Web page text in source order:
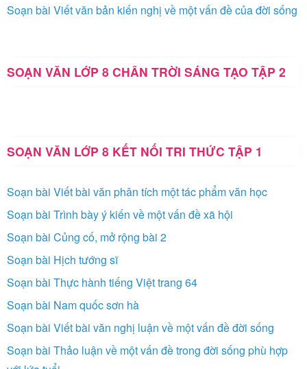
Soạn bài Viết văn bản kiến nghị về một vấn đề của đời sống
SOẠN VĂN LỚP 8 CHÂN TRỜI SÁNG TẠO TẬP 2
SOẠN VĂN LỚP 8 KẾT NỐI TRI THỨC TẬP 1
Soạn bài Viết bài văn phân tích một tác phẩm văn học
Soạn bài Trình bày ý kiến về một vấn đề xã hội
Soạn bài Củng cố, mở rộng bài 2
Soạn bài Hịch tướng sĩ
Soạn bài Thực hành tiếng Việt trang 64
Soạn bài Nam quốc sơn hà
Soạn bài Viết bài văn nghị luận về một vấn đề đời sống
Soạn bài Thảo luận về một vấn đề trong đời sống phù hợp